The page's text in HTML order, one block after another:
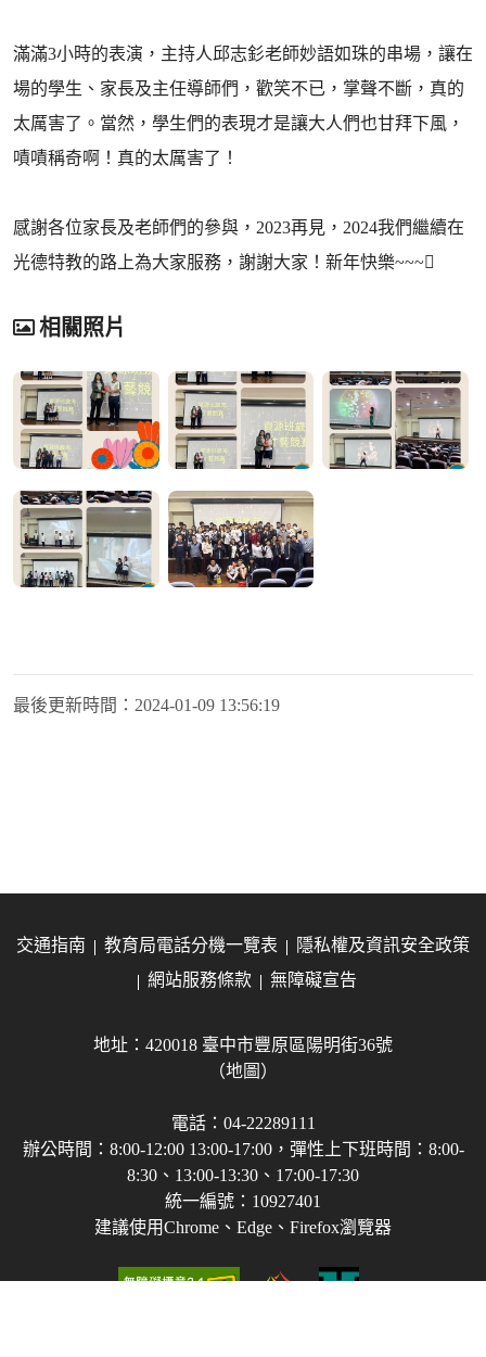
滿滿3小時的表演，主持人邱志釤老師妙語如珠的串場，讓在
場的學生、家長及主任導師們，歡笑不已，掌聲不斷，真的
太厲害了。當然，學生們的表現才是讓大人們也甘拜下風，
嘖嘖稱奇啊！真的太厲害了！
感謝各位家長及老師們的參與，2023再見，2024我們繼續在
光德特教的路上為大家服務，謝謝大家！新年快樂~~~
相關照片
最後更新時間： 2024-01-09 13:56:19
交通指南 教育局電話分機一覽表
隱私權及資訊安全政策
網站服務條款
無障礙宣告
地址：420018 臺中市豐原區陽明街36號
（地圖）
電話：04-22289111
辦公時間：8:00-12:00 13:00-17:00，彈性上下班時間：8:00-
8:30、13:00-13:30、17:00-17:30
統一編號：10927401
建議使用Chrome、Edge、Firefox瀏覽器